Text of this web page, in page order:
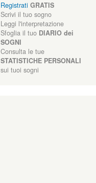
Registrati GRATIS
Scrivi il tuo sogno
Leggi l'interpretazione
Sfoglia il tuo DIARIO dei
SOGNI
Consulta le tue
STATISTICHE PERSONALI
sui tuoi sogni